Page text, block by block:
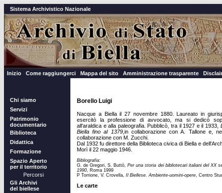
Sistema Archivistico Nazionale
Inizio Come raggiungerci Mappa del sito Amministrazione trasparente
Chi siamo
Servizi
Patrimonio
documentario
Biblioteca
Didattica
Formazione
Spazio Aperto
per il territorio
Percorsi
Gli Archivi
del biellese
Borello Luigi
Nacque a Biella il 27 novembre 1880. Laureato in
esercitò la professione di avvocato, ma si dedicò
all'araldica e alla paleografia. Pubblicò, tra il 1927 e il 1933,
Biella fino al 1379,in collaborazione con A. Tallone e,
collaborazione con M. Zucchi.
Dal 1932 fu direttore della Biblioteca civica di Biella e
Morì il 22 maggio 1946.
Bibliografia:
G. de Gregori, S. Buttò,Per una storia dei bibliotecari italiani del XX
1990 , Roma 1999
P Torrione, V. Crovella, Il Biellese. Ambiente-uomini-opere , Centro
Le carte